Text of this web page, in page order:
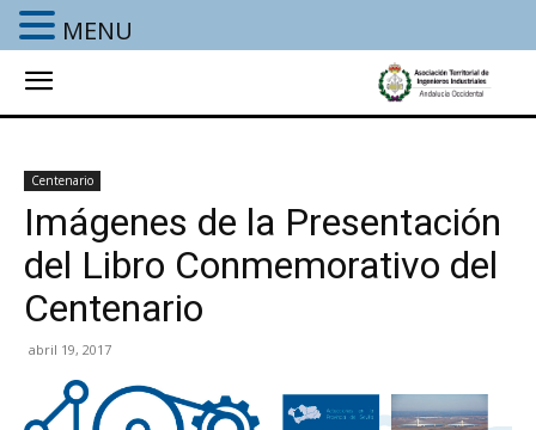
Centenario
Imágenes de la Presentación
del Libro Conmemorativo del
Centenario
abril 19, 2017
MENU